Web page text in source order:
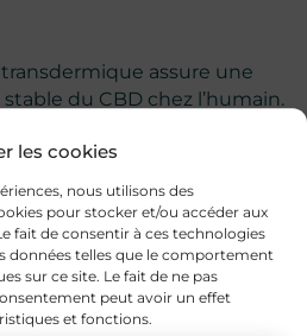
les cookies
nous utilisons des
pour stocker et/ou accéder aux
fait de consentir à ces technologies
données telles que le comportement
sur ce site. Le fait de ne pas
peut avoir un effet
et fonctions.
assure une
du CBD chez l’humain.
la douleur chronique et
al., 2022 (PMID 35762122)
randomisé en double